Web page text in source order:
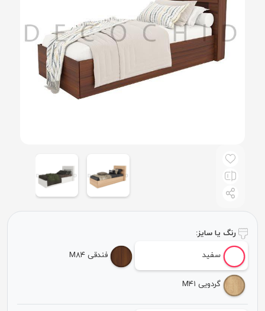
رنگ یا سایز:
سفید فندقی M۸۴
گردویی M۴۱